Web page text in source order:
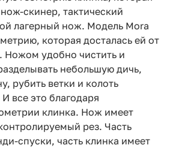
скинер, тактический
лагерный нож. Модель Mora
которая досталась ей от
Ножом удобно чистить и
небольшую дичь,
рубить ветки и колоть
все это благодаря
клинка. Нож имеет
рез. Часть
спуски, часть клинка имеет